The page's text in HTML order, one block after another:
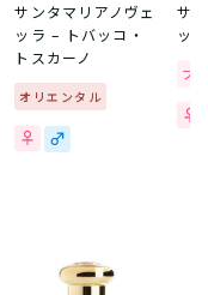
サンタマリアノヴェ
ッラ – トバッコ・
トスカーノ
オリエンタル
サ
ッ
フ